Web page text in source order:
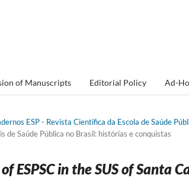
of Manuscripts Editorial Policy Ad-
ESP - Revista Cientí­fica da Escola de Saúde
de Saúde Pública no Brasil: histórias e conquistas
ESPSC in the SUS of Santa